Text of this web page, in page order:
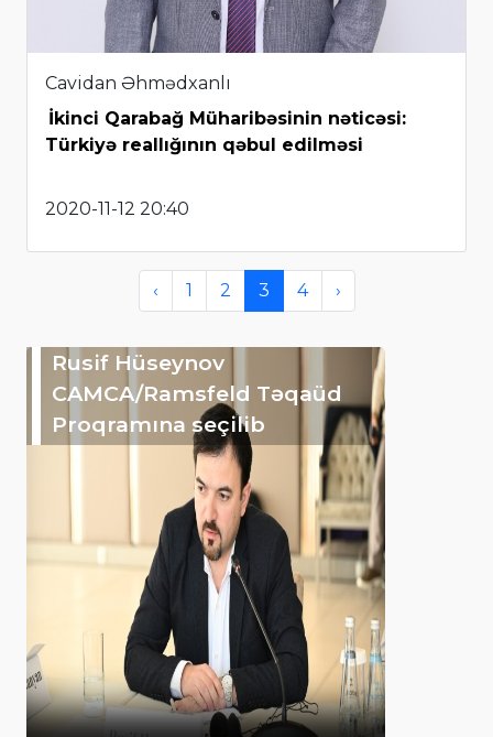
Cavidan Əhmədxanlı
İkinci Qarabağ Müharibəsinin nəticəsi:
Türkiyə reallığının qəbul edilməsi
2020-11-12 20:40
‹ 1 2 3 4 ›
Rusif Hüseynov
CAMCA/Ramsfeld Təqaüd
Proqramına seçilib